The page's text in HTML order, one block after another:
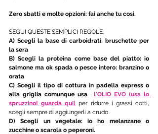
Zero sbatti e molte opzioni: fai anche tu così.
SEGUI QUESTE SEMPLICI REGOLE:
A) Scegli la base di carboidrati: bruschette per
la sera
B) Scegli la proteina come base del piatto: io
salmone ma ok spada o pesce intero: branzino o
orata
C) Scegli il tipo di cottura in padella express o
alla griglia comunque usa l'OLIO EVO (usa lo
spruzzino! guarda qui) per ridurre i grassi cotti,
scegli sempre di aggiungerli a crudo
D) Scegli un vegetale: io ho melanzane o
zucchine o scarola o peperoni.